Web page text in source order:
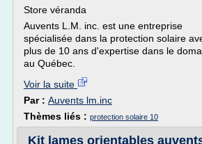
Store véranda
Auvents L.M. inc. est une entreprise
spécialisée dans la protection solaire
plus de 10 ans d'expertise dans le
au Québec.
Voir la suite
Par : Auvents lm.inc
Thèmes liés : protection solaire 10
Kit lames orientables